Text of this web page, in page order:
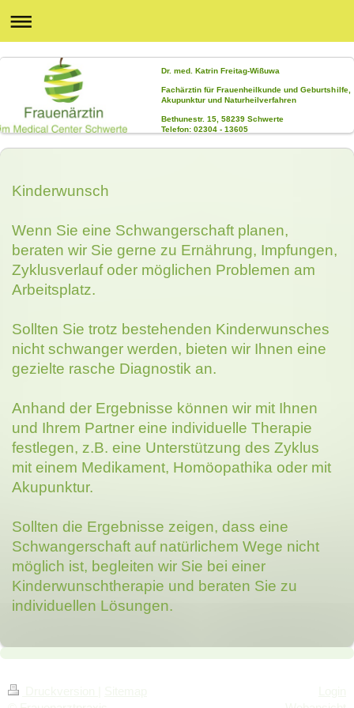
Dr. med. Katrin Freitag-Wißuwa
Fachärztin für Frauenheilkunde und Geburtshilfe,
Akupunktur und Naturheilverfahren
Bethunestr. 15, 58239 Schwerte
Telefon: 02304 - 13605
Kinderwunsch
Wenn Sie eine Schwangerschaft planen,
beraten wir Sie gerne zu Ernährung, Impfungen,
Zyklusverlauf oder möglichen Problemen am
Arbeitsplatz.
Sollten Sie trotz bestehenden Kinderwunsches
nicht schwanger werden, bieten wir Ihnen eine
gezielte rasche Diagnostik an.
Anhand der Ergebnisse können wir mit Ihnen
und Ihrem Partner eine individuelle Therapie
festlegen, z.B. eine Unterstützung des Zyklus
mit einem Medikament, Homöopathika oder mit
Akupunktur.
Sollten die Ergebnisse zeigen, dass eine
Schwangerschaft auf natürlichem Wege nicht
möglich ist, begleiten wir Sie bei einer
Kinderwunschtherapie und beraten Sie zu
individuellen Lösungen.